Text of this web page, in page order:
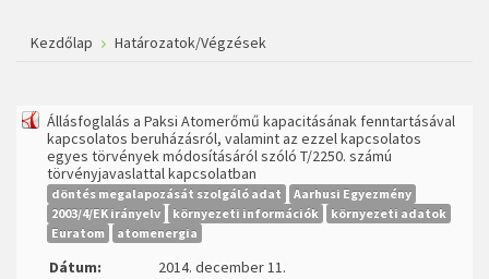
Kezdőlap Határozatok/Végzések
Állásfoglalás a Paksi Atomerőmű kapacitásának fenntartásával
kapcsolatos beruházásról, valamint az ezzel kapcsolatos
egyes törvények módosításáról szóló T/2250. számú
törvényjavaslattal kapcsolatban
döntés megalapozását szolgáló adat
Aarhusi Egyezmény
2003/4/EK irányelv
környezeti információk
környezeti adatok
Euratom
atomenergia
Dátum: 2014. december 11.